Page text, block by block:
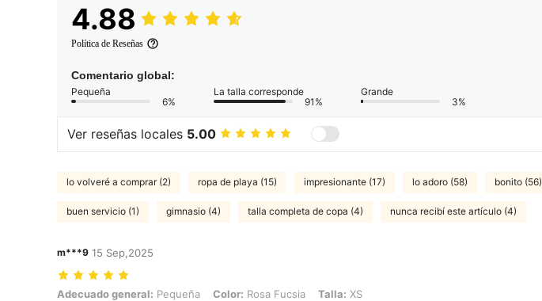
4.88
Política de Reseñas
Comentario global:
Pequeña
6%
La talla corresponde
91%
Grande
3%
Ver reseñas locales 5.00
lo volveré a comprar (2) ropa de playa (15) impresionante (17) lo adoro (58) bonito (56)
buen servicio (1) gimnasio (4) talla completa de copa (4) nunca recibí este artículo (4)
m***9 15 Sep,2025
Adecuado general: Pequeña, Color: Rosa Fucsia, Talla: XS
Adecuado general: Pequeña Color: Rosa Fucsia Talla: XS